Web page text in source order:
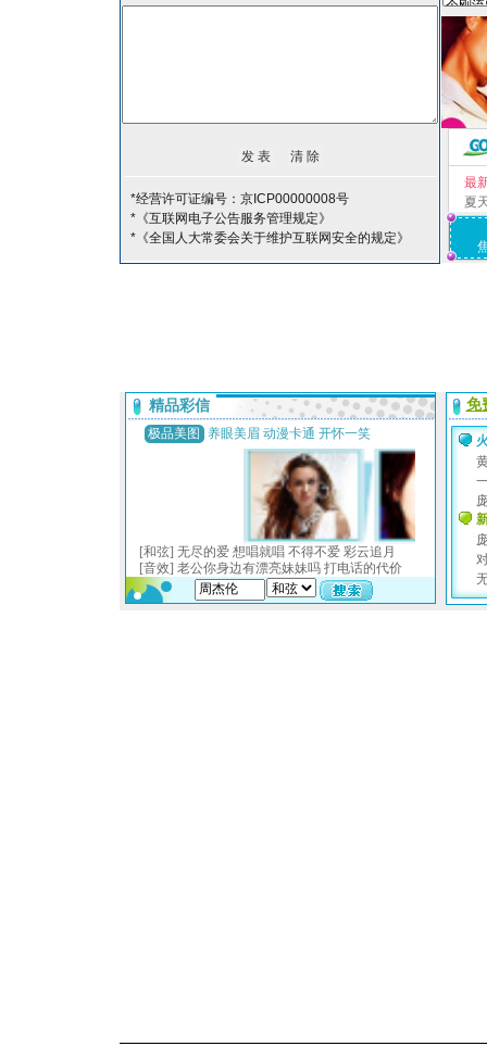
*经营许可证编号：京ICP00000008号
*《互联网电子公告服务管理规定》
*《全国人大常委会关于维护互联网安全的规定》
最
夏